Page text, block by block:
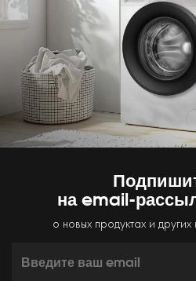
на email-
о новых продуктах и